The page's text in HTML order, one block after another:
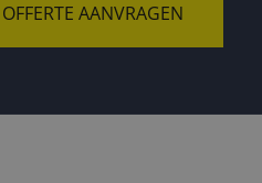
OFFERTE AANVRAGEN